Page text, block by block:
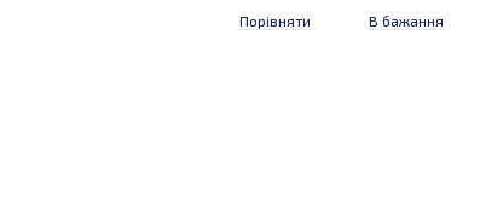
Порівняти В бажання